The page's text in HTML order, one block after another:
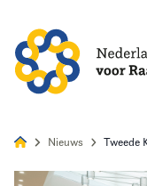
Nieuws Tweede